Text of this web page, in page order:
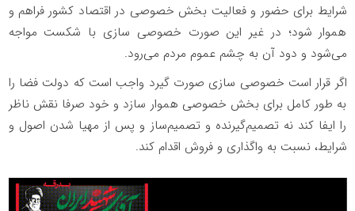
شرایط برای حضور و فعالیت بخش خصوصی در اقتصاد کشور فراهم و
هموار شود؛ در غیر این صورت خصوصی سازی با شکست مواجه
می‌شود و دود آن به چشم عموم مردم می‌رود.
اگر قرار است خصوصی سازی صورت گیرد واجب است که دولت فضا را
به طور کامل برای بخش خصوصی هموار سازد و خود صرفا نقش ناظر
را ایفا کند نه تصمیم‌گیرنده و تصمیم‌ساز و پس از مهیا شدن اصول و
شرایط، نسبت به واگذاری و فروش اقدام کند.